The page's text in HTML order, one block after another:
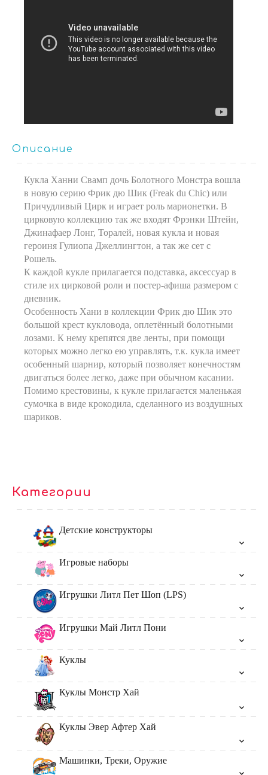
Описание
Кукла Ханни Свамп дочь Болотного Монстра вошла
в новую серию Фрик дю Шик (Freak du Chic) или
Причудливый Цирк и играет роль марионетки. В
цирковую коллекцию так же входят Фрэнки Штейн,
Джинафаер Лонг, Торалей, новая кукла и новая
героиня Гулиопа Джеллингтон, а так же сет с
Рошель.
К каждой кукле прилагается подставка, аксессуар в
стиле их цирковой роли и постер-афиша размером с
дневник.
Особенность Хани в коллекции Фрик дю Шик это
большой крест кукловода, оплетённый болотными
лозами. К нему крепятся две ленты, при помощи
которых можно легко ею управлять, т.к. кукла имеет
особенный шарнир, который позволяет конечностям
двигаться более легко, даже при обычном касании.
Помимо крестовины, к кукле прилагается маленькая
сумочка в виде крокодила, сделанного из воздушных
шариков.
Категории
Детские конструкторы
Игровые наборы
Игрушки Литл Пет Шоп (LPS)
Игрушки Май Литл Пони
Куклы
Куклы Монстр Хай
Куклы Эвер Афтер Хай
Машинки, Треки, Оружие